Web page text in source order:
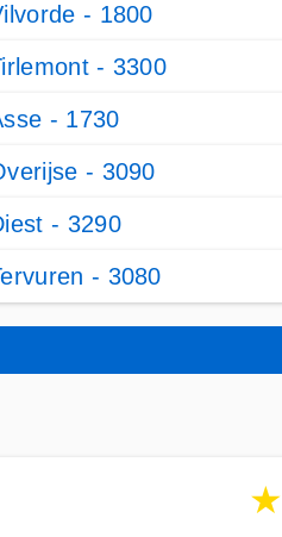
- 1800
- 3300
- 1730
- 3090
- 3290
- 3080
★